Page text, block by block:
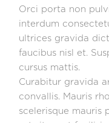
Orci porta non
interdum
ultrices gravida
faucibus nisl et.
cursus mattis.
Curabitur gravida
convallis. Mauris
scelerisque mauris